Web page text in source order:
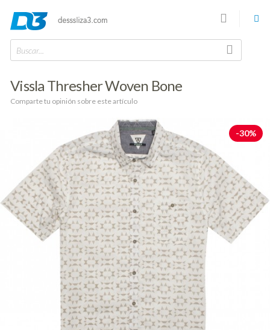
Buscar...
Vissla Thresher Woven Bone
Comparte tu opinión sobre este artículo
-30%